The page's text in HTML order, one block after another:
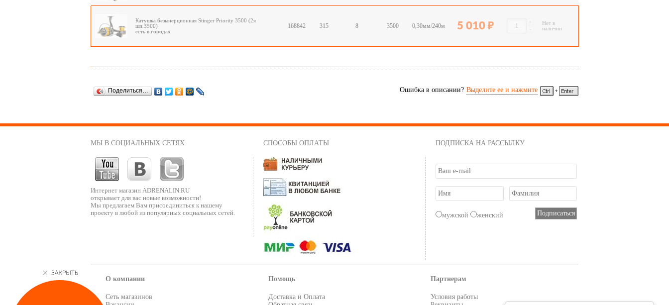
Катушка безынерционная Stinger Priority 3500 (2я
шп.3500)
есть в городах
168842 315 8 3500 0,30мм/240м 5 010 -
+
Нет в
наличии
Ошибка в описании? Выделите ее и нажмите
Поделиться…
МЫ В СОЦИАЛЬНЫХ СЕТЯХ
Интернет магазин ADRENALIN.RU
открывает для вас новые возможности!
Мы предлагаем Вам присоединиться к нашему
проекту в любой из популярных социальных сетей.
СПОСОБЫ ОПЛАТЫ ПОДПИСКА НА РАССЫЛКУ
мужской женский
О компании
Сеть магазинов
Помощь
Доставка и Оплата
Партнерам
Условия работы